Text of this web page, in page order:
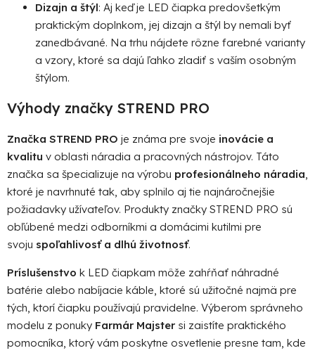
Dizajn a štýl: Aj keď je LED čiapka predovšetkým
praktickým doplnkom, jej dizajn a štýl by nemali byť
zanedbávané. Na trhu nájdete rôzne farebné varianty
a vzory, ktoré sa dajú ľahko zladiť s vaším osobným
štýlom.
Výhody značky STREND PRO
Značka STREND PRO je známa pre svoje inovácie a
kvalitu v oblasti náradia a pracovných nástrojov. Táto
značka sa špecializuje na výrobu profesionálneho náradia,
ktoré je navrhnuté tak, aby splnilo aj tie najnáročnejšie
požiadavky užívateľov. Produkty značky STREND PRO sú
obľúbené medzi odborníkmi a domácimi kutilmi pre
svoju spoľahlivosť a dlhú životnosť.
Príslušenstvo k LED čiapkam môže zahŕňať náhradné
batérie alebo nabíjacie káble, ktoré sú užitočné najmä pre
tých, ktorí čiapku používajú pravidelne. Výberom správneho
modelu z ponuky Farmár Majster si zaistíte praktického
pomocníka, ktorý vám poskytne osvetlenie presne tam, kde